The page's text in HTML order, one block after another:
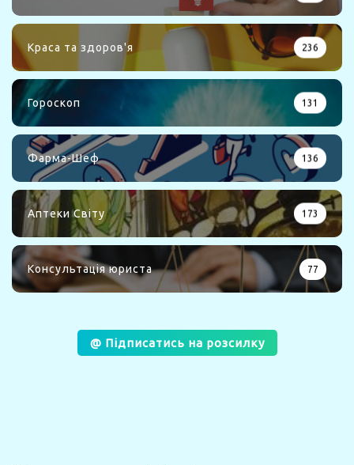
Краса та здоров'я 236
Гороскоп 131
Фарма-Шеф 136
Аптеки Світу 173
Консультація юриста 77
@ Підписатись на розсилку